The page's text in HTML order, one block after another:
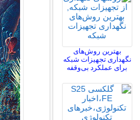
بهترین روش‌های
نگهداری تجهیزات شبکه
برای عملکرد بی‌وقفه